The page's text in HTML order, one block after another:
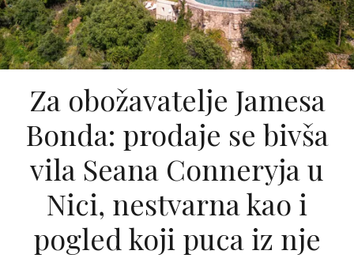
Za obožavatelje Jamesa
Bonda: prodaje se bivša
vila Seana Conneryja u
Nici, nestvarna kao i
pogled koji puca iz nje